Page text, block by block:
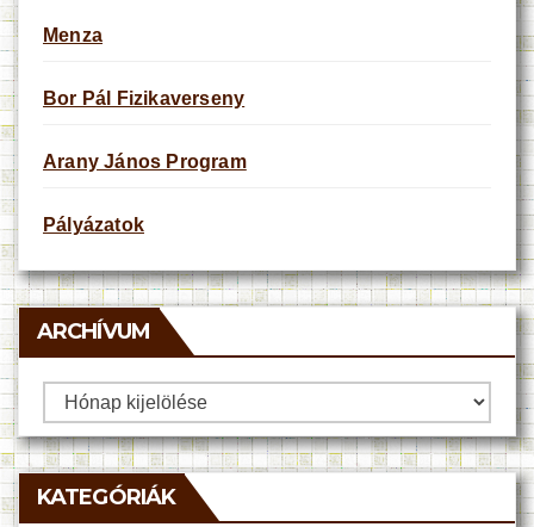
Menza
Bor Pál Fizikaverseny
Arany János Program
Pályázatok
ARCHÍVUM
Archívum
KATEGÓRIÁK